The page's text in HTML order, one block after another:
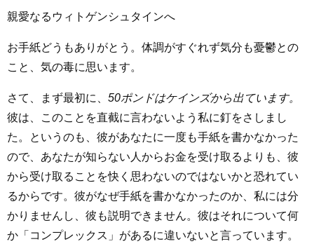
親愛なるウィトゲンシュタインへ
お手紙どうもありがとう。体調がすぐれず気分も憂鬱との
こと、気の毒に思います。
さて、まず最初に、 50ポンドはケインズから出ています。
彼は、このことを直截に言わないよう私に釘をさしまし
た。というのも、彼があなたに一度も手紙を書かなかった
ので、あなたが知らない人からお金を受け取るよりも、彼
から受け取ることを快く思わないのではないかと恐れてい
るからです。彼がなぜ手紙を書かなかったのか、私には分
かりませんし、彼も説明できません。彼はそれについて何
か「コンプレックス」があるに違いないと言っています。